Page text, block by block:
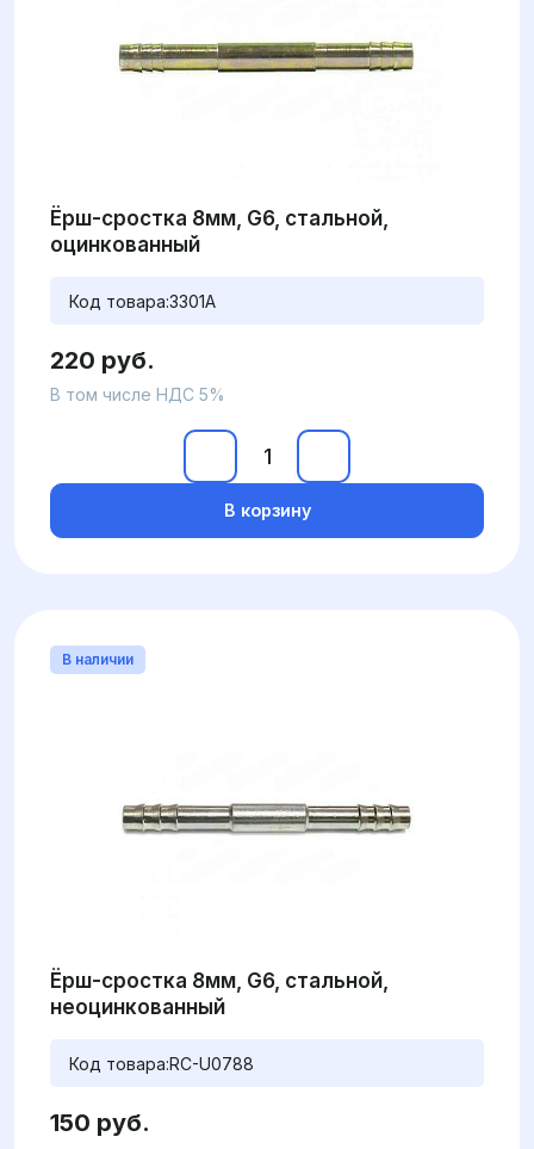
Ёрш-сростка 8мм, G6, стальной,
оцинкованный
Код товара:3301A
220 руб.
В том числе НДС 5%
В корзину
В наличии
Ёрш-сростка 8мм, G6, стальной,
неоцинкованный
Код товара:RC-U0788
150 руб.